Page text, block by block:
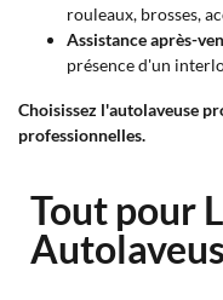
rouleaux, brosses,
Assistance après-
présence d'un
Choisissez l'autolaveuse
professionnelles.
Tout pour